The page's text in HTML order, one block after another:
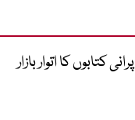
پرانی کتابوں کا اتوار بازار